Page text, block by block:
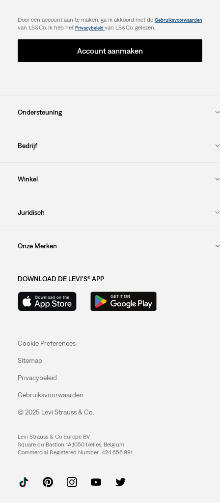
Door een account aan te maken, ga ik akkoord met de Gebruiksvoorwaarden
van LS&Co. Ik heb hetPrivacybeleid van LS&Co. gelezen.
Account aanmaken
Ondersteuning
Bedrijf
Winkel
Juridisch
Onze Merken
DOWNLOAD DE LEVI'S® APP
Cookie Preferences
Sitemap
Privacybeleid
Gebruiksvoorwaarden
© 2025 Levi Strauss & Co.
Levi Strauss & Co Europe BV.
Square du Bastion 1A,1050 Ixelles, Belgium
Commercial Registered Number: 424.656.991